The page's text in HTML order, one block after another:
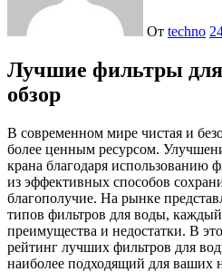
От techno
Лучшие фильтры
обзор
В современном мире чистая и безопасная вода становится все
более ценным ресурсом.
крана благодаря использованию
из эффективных способов
благополучие. На рынке
типов фильтров для воды,
преимущества и недостатки. В
рейтинг лучших фильтров для
наиболее подходящий для ваших